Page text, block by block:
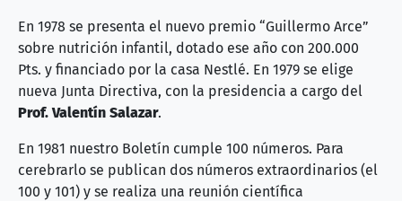
En 1978 se presenta el nuevo premio “Guillermo Arce”
sobre nutrición infantil, dotado ese año con 200.000
Pts. y financiado por la casa Nestlé. En 1979 se elige
nueva Junta Directiva, con la presidencia a cargo del
Prof. Valentín Salazar.
En 1981 nuestro Boletín cumple 100 números. Para
cerebrarlo se publican dos números extraordinarios (el
100 y 101) y se realiza una reunión científica